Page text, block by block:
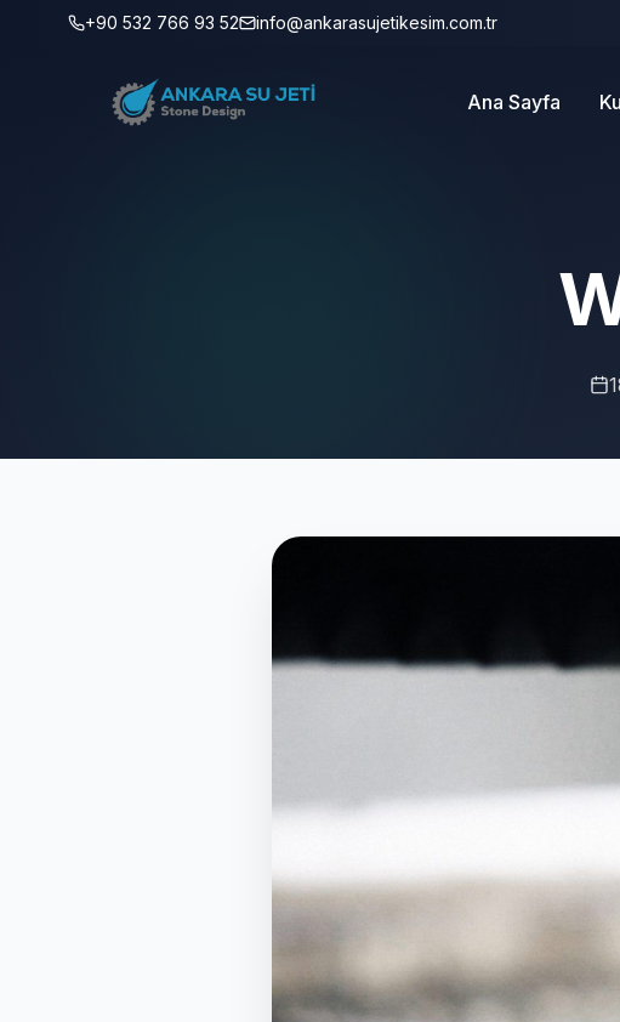
+90 532 766 93 52 info@ankarasujetikesim.com.tr
Ana Sayfa